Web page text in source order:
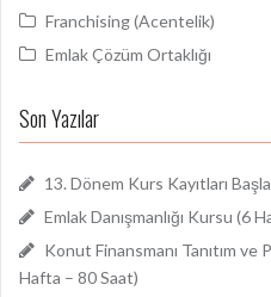
Franchising (Acentelik)
Emlak Çözüm Ortaklığı
Son Yazılar
13. Dönem Kurs Kayıtları
Emlak Danışmanlığı Kursu (6
Konut Finansmanı Tanıtım ve
Hafta – 80 Saat)